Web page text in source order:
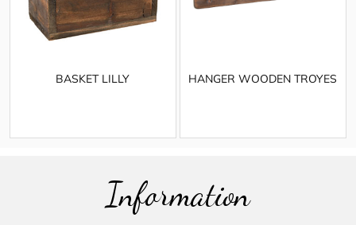
BASKET LILLY HANGER WOODEN TROYES
Information